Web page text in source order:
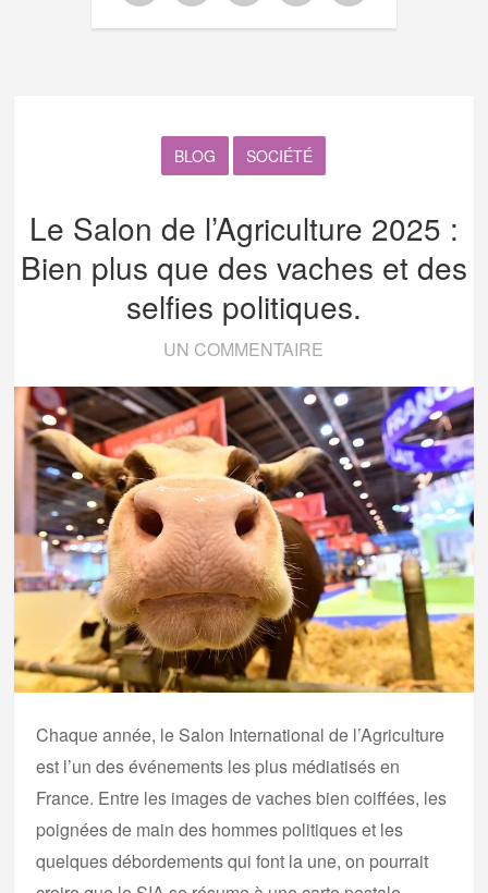
BLOG SOCIÉTÉ
Le Salon de l’Agriculture 2025 :
Bien plus que des vaches et des
selfies politiques.
UN COMMENTAIRE
Chaque année, le Salon International de l’Agriculture
est l’un des événements les plus médiatisés en
France. Entre les images de vaches bien coiffées, les
poignées de main des hommes politiques et les
quelques débordements qui font la une, on pourrait